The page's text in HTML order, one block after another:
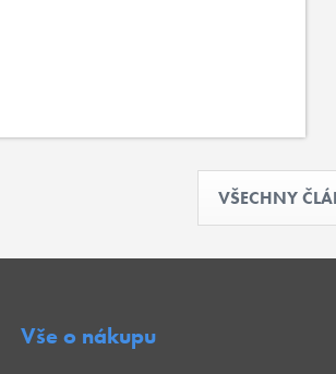
VŠECHNY
Vše o nákupu